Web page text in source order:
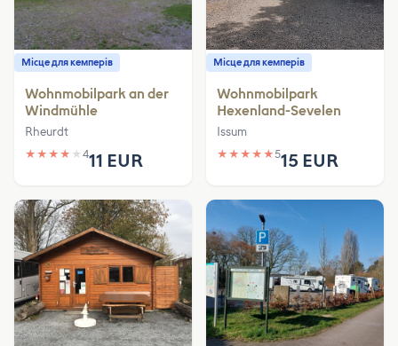
Місце для кемперів
Wohnmobilpark an der
Windmühle
Rheurdt
★ ★ ★ ★ ★ 411 EUR
Місце для кемперів
Wohnmobilpark
Hexenland-Sevelen
Issum
★ ★ ★ ★ ★515 EUR